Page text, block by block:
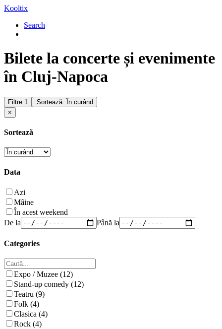
Kooltix
Search
Bilete la concerte și evenimente
în Cluj-Napoca
Filtre 1
Sortează: În curând
×
Sortează
Data
Azi
Mâine
În acest weekend
De la
Până la
Categories
Expo / Muzee (12)
Stand-up comedy (12)
Teatru (9)
Folk (4)
Clasica (4)
Rock (4)